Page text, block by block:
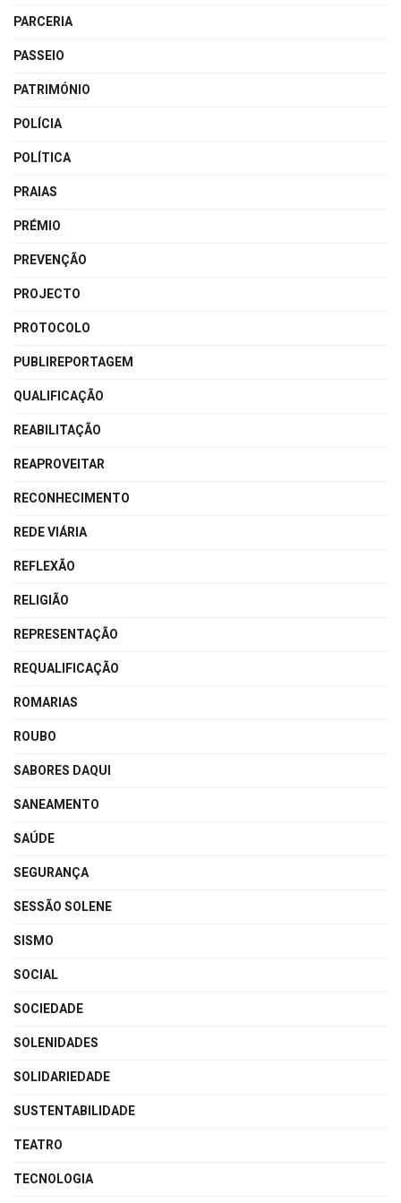
PARCERIA
PASSEIO
PATRIMÓNIO
POLÍCIA
POLÍTICA
PRAIAS
PRÉMIO
PREVENÇÃO
PROJECTO
PROTOCOLO
PUBLIREPORTAGEM
QUALIFICAÇÃO
REABILITAÇÃO
REAPROVEITAR
RECONHECIMENTO
REDE VIÁRIA
REFLEXÃO
RELIGIÃO
REPRESENTAÇÃO
REQUALIFICAÇÃO
ROMARIAS
ROUBO
SABORES DAQUI
SANEAMENTO
SAÚDE
SEGURANÇA
SESSÃO SOLENE
SISMO
SOCIAL
SOCIEDADE
SOLENIDADES
SOLIDARIEDADE
SUSTENTABILIDADE
TEATRO
TECNOLOGIA